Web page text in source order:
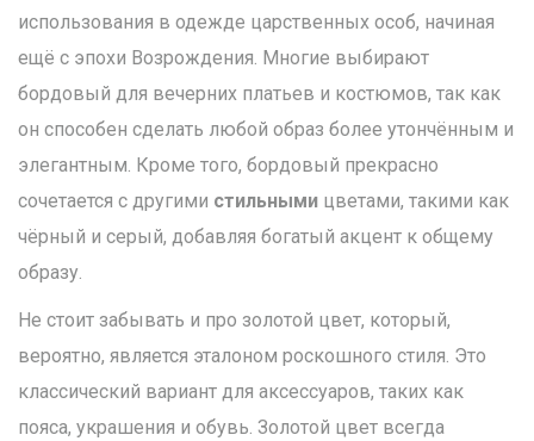
использования в одежде царственных особ, начиная
ещё с эпохи Возрождения. Многие выбирают
бордовый для вечерних платьев и костюмов, так как
он способен сделать любой образ более утончённым и
элегантным. Кроме того, бордовый прекрасно
сочетается с другими стильными цветами, такими как
чёрный и серый, добавляя богатый акцент к общему
образу.
Не стоит забывать и про золотой цвет, который,
вероятно, является эталоном роскошного стиля. Это
классический вариант для аксессуаров, таких как
пояса, украшения и обувь. Золотой цвет всегда